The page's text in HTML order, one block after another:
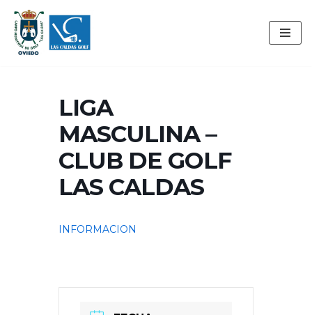
Saltar
al
LIGA
MASCULINA –
CLUB DE GOLF
LAS CALDAS
INFORMACION